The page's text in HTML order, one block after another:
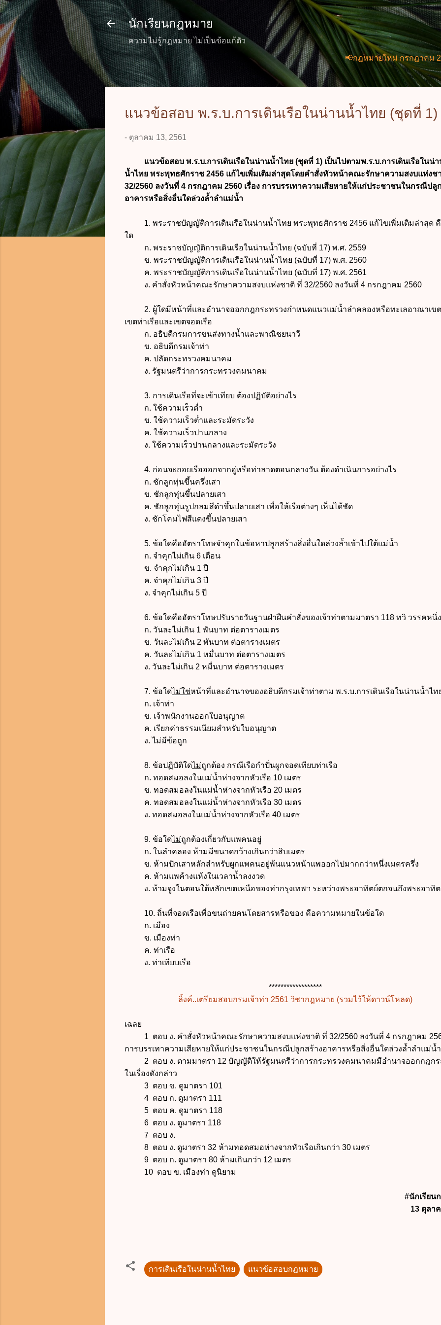
ข้ามไปที่เนื้อหาหลัก
นักเรียนกฎหมาย
ความไม่รู้กฎหมาย ไม่เป็นข้อแก้ตัว
📢กฎหมายใหม่ กรกฎาคม 2569 (2 ฉ
แนวข้อสอบ พ.ร.บ.การเดินเรือในน่านน้ำไทย (ชุดที่ 1)
- ตุลาคม 13, 2561
แนวข้อสอบ พ.ร.บ.การเดินเรือในน่านน้ำไทย (ชุดที่ 1) เป็นไปตามพ.ร.บ.การเดินเรือในน่า
น้ำไทย พระพุทธศักราช 2456 แก้ไขเพิ่มเติมล่าสุดโดยคำสั่งหัวหน้าคณะรักษาความสงบแห่งช
32/2560 ลงวันที่ 4 กรกฎาคม 2560 เรื่อง การบรรเทาความเสียหายให้แก่ประชาชนในกรณีปลู
อาคารหรือสิ่งอื่นใดล่วงล้ำลำแม่น้ำ
1. พระราชบัญญัติการเดินเรือในน่านน้ำไทย พระพุทธศักราช 2456 แก้ไขเพิ่มเติมล่าสุด
ใด
ก. พระราชบัญญัติการเดินเรือในน่านน้ำไทย (ฉบับที่ 17) พ.ศ. 2559
ข. พระราชบัญญัติการเดินเรือในน่านน้ำไทย (ฉบับที่ 17) พ.ศ. 2560
ค. พระราชบัญญัติการเดินเรือในน่านน้ำไทย (ฉบับที่ 17) พ.ศ. 2561
ง. คำสั่งหัวหน้าคณะรักษาความสงบแห่งชาติ ที่ 32/2560 ลงวันที่ 4 กรกฎาคม 2560
2. ผู้ใดมีหน้าที่และอำนาจออกกฎกระทรวงกำหนดแนวแม่น้ำลำคลองหรือทะเลอาณาเขต
เขตท่าเรือและเขตจอดเรือ
ก. อธิบดีกรมการขนส่งทางน้ำและพาณิชยนาวี
ข. อธิบดีกรมเจ้าท่า
ค. ปลัดกระทรวงคมนาคม
ง. รัฐมนตรีว่าการกระทรวงคมนาคม
3. การเดินเรือที่จะเข้าเทียบ ต้องปฏิบัติอย่างไร
ก. ใช้ความเร็วต่ำ
ข. ใช้ความเร็วต่ำและระมัดระวัง
ค. ใช้ความเร็วปานกลาง
ง. ใช้ความเร็วปานกลางและระมัดระวัง
4. ก่อนจะถอยเรือออกจากอู่หรือท่าลาดตอนกลางวัน ต้องดำเนินการอย่างไร
ก. ชักลูกทุ่นขึ้นครึ่งเสา
ข. ชักลูกทุ่นขึ้นปลายเสา
ค. ชักลูกทุ่นรูปกลมสีดำขึ้นปลายเสา เพื่อให้เรือต่างๆ เห็นได้ชัด
ง. ชักโคมไฟสีแดงขึ้นปลายเสา
5. ข้อใดคืออัตราโทษจำคุกในข้อหาปลูกสร้างสิ่งอื่นใดล่วงล้ำเข้าไปใต้แม่น้ำ
ก. จำคุกไม่เกิน 6 เดือน
ข. จำคุกไม่เกิน 1 ปี
ค. จำคุกไม่เกิน 3 ปี
ง. จำคุกไม่เกิน 5 ปี
6. ข้อใดคืออัตราโทษปรับรายวันฐานฝ่าฝืนคำสั่งของเจ้าท่าตามมาตรา 118 ทวิ วรรคหนึ่
ก. วันละไม่เกิน 1 พันบาท ต่อตารางเมตร
ข. วันละไม่เกิน 2 พันบาท ต่อตารางเมตร
ค. วันละไม่เกิน 1 หมื่นบาท ต่อตารางเมตร
ง. วันละไม่เกิน 2 หมื่นบาท ต่อตารางเมตร
7. ข้อใดไม่ใช่หน้าที่และอำนาจของอธิบดีกรมเจ้าท่าตาม พ.ร.บ.การเดินเรือในน่านน้ำไท
ก. เจ้าท่า
ข. เจ้าพนักงานออกใบอนุญาต
ค. เรียกค่าธรรมเนียมสำหรับใบอนุญาต
ง. ไม่มีข้อถูก
8. ข้อปฏิบัติใดไม่ถูกต้อง กรณีเรือกำปั่นผูกจอดเทียบท่าเรือ
ก. ทอดสมอลงในแม่น้ำห่างจากหัวเรือ 10 เมตร
ข. ทอดสมอลงในแม่น้ำห่างจากหัวเรือ 20 เมตร
ค. ทอดสมอลงในแม่น้ำห่างจากหัวเรือ 30 เมตร
ง. ทอดสมอลงในแม่น้ำห่างจากหัวเรือ 40 เมตร
9. ข้อใดไม่ถูกต้องเกี่ยวกับแพคนอยู่
ก. ในลำคลอง ห้ามมีขนาดกว้างเกินกว่าสิบเมตร
ข. ห้ามปักเสาหลักสำหรับผูกแพคนอยู่พ้นแนวหน้าแพออกไปมากกว่าหนึ่งเมตรครึ่ง
ค. ห้ามแพค้างแห้งในเวลาน้ำลงงวด
ง. ห้ามจูงในตอนใต้หลักเขตเหนือของท่ากรุงเทพฯ ระหว่างพระอาทิตย์ตกจนถึงพระอาทิ
10. ถิ่นที่จอดเรือเพื่อขนถ่ายคนโดยสารหรือของ คือความหมายในข้อใด
ก. เมือง
ข. เมืองท่า
ค. ท่าเรือ
ง. ท่าเทียบเรือ
******************
ลิ้งค์..เตรียมสอบกรมเจ้าท่า 2561 วิชากฎหมาย (รวมไว้ให้ดาวน์โหลด)
เฉลย
1 ตอบ ง. คำสั่งหัวหน้าคณะรักษาความสงบแห่งชาติ ที่ 32/2560 ลงวันที่ 4 กรกฎาคม
การบรรเทาความเสียหายให้แก่ประชาชนในกรณีปลูกสร้างอาคารหรือสิ่งอื่นใดล่วงล้ำลำแม่น้ำ
2 ตอบ ง. ตามมาตรา 12 บัญญัติให้รัฐมนตรีว่าการกระทรวงคมนาคมมีอำนาจออกกฎกร
ในเรื่องดังกล่าว
3 ตอบ ข. ดูมาตรา 101
4 ตอบ ก. ดูมาตรา 111
5 ตอบ ค. ดูมาตรา 118
6 ตอบ ง. ดูมาตรา 118
7 ตอบ ง.
8 ตอบ ง. ดูมาตรา 32 ห้ามทอดสมอห่างจากหัวเรือเกินกว่า 30 เมตร
9 ตอบ ก. ดูมาตรา 80 ห้ามเกินกว่า 12 เมตร
10 ตอบ ข. เมืองท่า ดูนิยาม
#นักเรียน
13 ตุลา
การเดินเรือในน่านน้ำไทย แนวข้อสอบกฎหมาย